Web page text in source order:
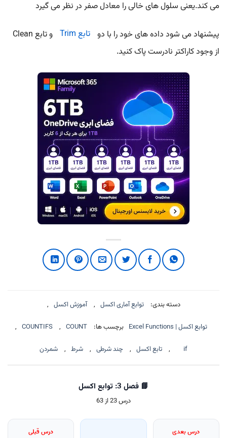
می کند.یعنی سلول های خالی را معادل صفر در نظر می گیرد
پیشنهاد می شود داده های خود را با دو تابع Trim
و تابع Clean
از وجود کاراکتر نادرست پاک کنید.
دسته بندی: توابع آماری اکسل , آموزش اکسل ,
توابع اکسل | Excel Functions برچسب ها: COUNT
,
COUNTIFS
,
if
, تابع اکسل , چند شرطی , شرط , شمردن
📘 فصل 3: توابع اکسل
درس 23 از 63
درس بعدی درس قبلی